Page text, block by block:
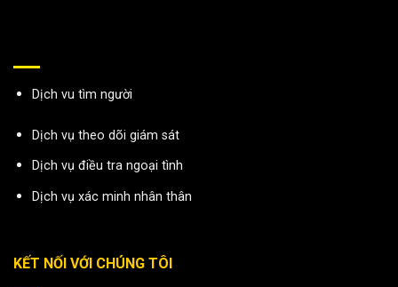
Dịch vu tìm người
Dịch vụ theo dõi giám sát
Dịch vụ điều tra ngoại tình
Dịch vụ xác minh nhân thân
KẾT NỐI VỚI CHÚNG TÔI